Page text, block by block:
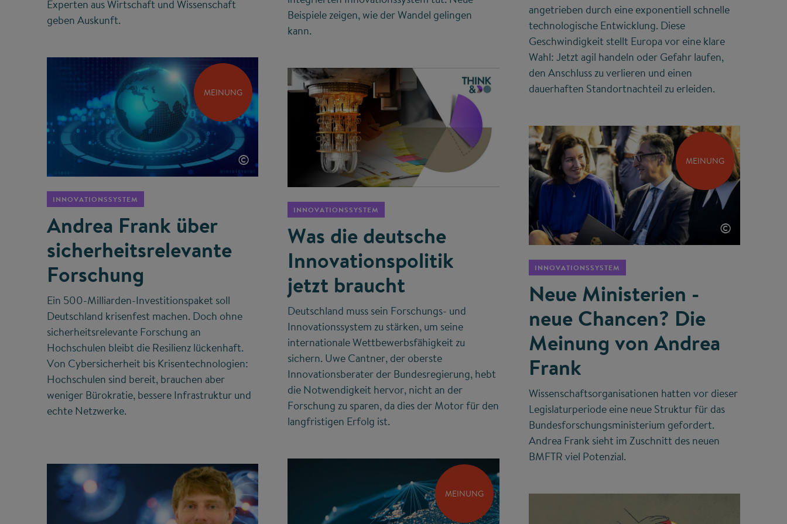
Experten aus Wirtschaft und Wissenschaft
geben Auskunft.
Beispiele zeigen, wie der Wandel gelingen
kann.
angetrieben durch eine exponentiell schnelle
technologische Entwicklung. Diese
Geschwindigkeit stellt Europa vor eine klare
Wahl: Jetzt agil handeln oder Gefahr laufen,
den Anschluss zu verlieren und einen
dauerhaften Standortnachteil zu erleiden.
MEINUNG
©
INNOVATIONSSYSTEM
Andrea Frank über
sicherheits­relevante
Forschung
Ein 500-Milliarden-Investitionspaket soll
Deutschland krisenfest machen. Doch ohne
sicherheitsrelevante Forschung an
Hochschulen bleibt die Resilienz lückenhaft.
Von Cybersicherheit bis Krisentechnologien:
Hochschulen sind bereit, brauchen aber
weniger Bürokratie, bessere Infrastruktur und
echte Netzwerke.
INNOVATIONSSYSTEM
Was die deutsche
Innovationspolitik
jetzt braucht
Deutschland muss sein Forschungs- und
Innovationssystem zu stärken, um seine
internationale Wettbewerbsfähigkeit zu
sichern. Uwe Cantner, der oberste
Innovationsberater der Bundesregierung, hebt
die Notwendigkeit hervor, nicht an der
Forschung zu sparen, da dies der Motor für den
langfristigen Erfolg ist.
MEINUNG
©
INNOVATIONSSYSTEM
Neue Ministerien -
neue Chancen? Die
Meinung von Andrea
Frank
Wissenschaftsorganisationen hatten vor dieser
Legislaturperiode eine neue Struktur für das
Bundesforschungsministerium gefordert.
Andrea Frank sieht im Zuschnitt des neuen
BMFTR viel Potenzial.
MEINUNG